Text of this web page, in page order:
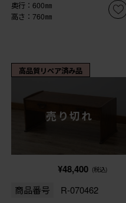
奥行：600㎜
高さ：760㎜
高品質リペア済み品
売り切れ
¥48,400 (税込)
商品番号 R-070462